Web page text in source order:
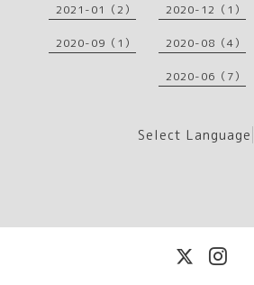
2021-01（2） 2020-12（1）
2020-09（1） 2020-08（4）
2020-06（7）
Select Language